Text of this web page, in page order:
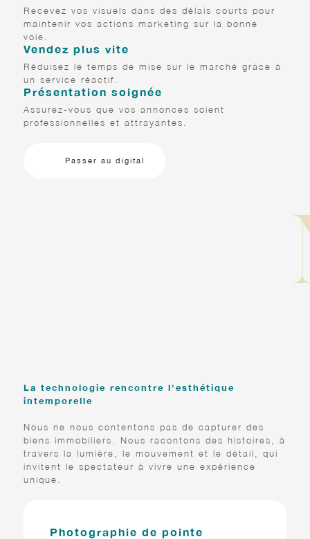
Recevez vos visuels dans des délais courts pour
maintenir vos actions marketing sur la bonne
voie.
Vendez plus vite
Réduisez le temps de mise sur le marché grâce à
un service réactif.
Présentation soignée
Assurez-vous que vos annonces soient
professionnelles et attrayantes.
Passer au digital
La technologie rencontre l'esthétique
intemporelle
Nous ne nous contentons pas de capturer des
biens immobiliers. Nous racontons des histoires, à
travers la lumière, le mouvement et le détail, qui
invitent le spectateur à vivre une expérience
unique.
Photographie de pointe